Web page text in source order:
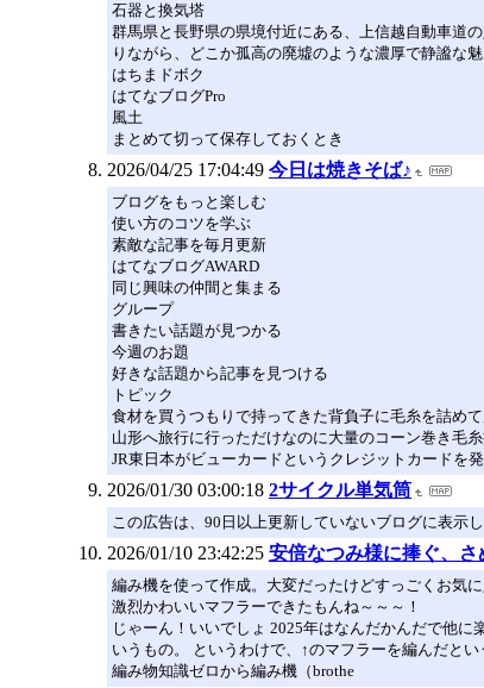
石器と換気塔
群馬県と長野県の県境付近にある、上信越自動車道
りながら、どこか孤高の廃墟のような濃厚で静謐な
はちまドボク
はてなブログPro
風土
まとめて切って保存しておくとき
2026/04/25 17:04:49 今日は焼きそば♪
ブログをもっと楽しむ
使い方のコツを学ぶ
素敵な記事を毎月更新
はてなブログAWARD
同じ興味の仲間と集まる
グループ
書きたい話題が見つかる
今週のお題
好きな話題から記事を見つける
トピック
食材を買うつもりで持ってきた背負子に毛糸を詰め
山形へ旅行に行っただけなのに大量のコーン巻き毛
JR東日本がビューカードというクレジットカードを
2026/01/30 03:00:18 2サイクル単気筒
この広告は、90日以上更新していないブログに表示し
2026/01/10 23:42:25 安倍なつみ様に捧ぐ、さ
編み機を使って作成。大変だったけどすっごくお気に
激烈かわいいマフラーできたもんね～～～！
じゃーん！いいでしょ 2025年はなんだかんだで他
いうもの。 というわけで、↑のマフラーを編んだと
編み物知識ゼロから編み機（brothe